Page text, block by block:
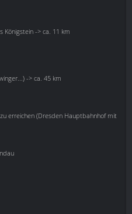
Königstein -> ca. 11 km
-> ca. 45 km
erreichen (Dresden Hauptbahnhof mit